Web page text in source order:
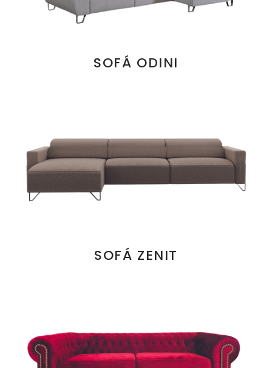
SOFÁ ODINI
SOFÁ ZENIT